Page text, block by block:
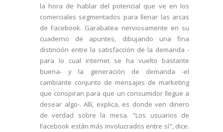
la hora de hablar del potencial que ve en los
comerciales segmentados para llenar las arcas
de Facebook. Garabatea nerviosamente en su
cuaderno de apuntes, dibujando una fina
distinción entre la satisfacción de la demanda -
para lo cual internet se ha vuelto bastante
buena- y la generación de demanda -el
cambiante conjunto de mensajes de marketing
que conspiran para que un consumidor llegue a
desear algo-. Allí, explica, es donde ven dinero
de verdad sobre la mesa. "Los usuarios de
Facebook están más involucrados entre sí", dice.